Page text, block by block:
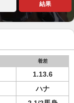
結果
着差
1.13.6
ハナ